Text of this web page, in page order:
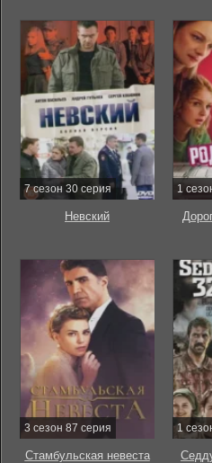
7 сезон 30 серия
Невский
1
3 сезон 87 серия
Стамбульская невеста
1